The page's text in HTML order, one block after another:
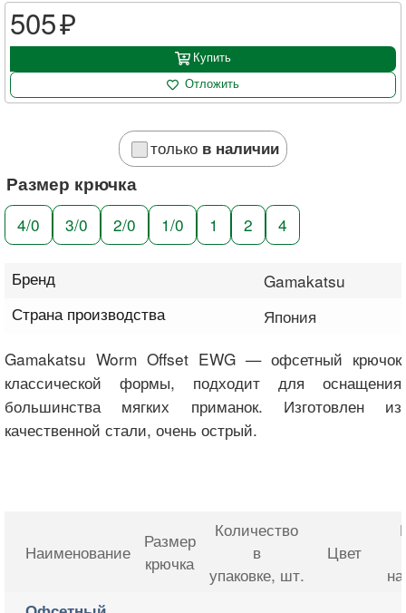
только в наличии
Размер крючка
4/0 3/0 2/0 1/0 1 2 4
Бренд
Gamakatsu
Страна производства
Япония
505
Купить
Отложить
Gamakatsu Worm Offset EWG — офсетный крючок
классической формы, подходит для оснащения
большинства мягких приманок. Изготовлен из
качественной стали, очень острый.
Наименование
Размер
крючка
Количество
в
упаковке, шт.
Цвет